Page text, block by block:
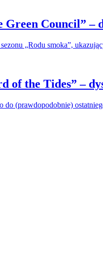
Green Council” –
„Rodu smoka”,
of the Tides” –
do (prawdopodobnie)